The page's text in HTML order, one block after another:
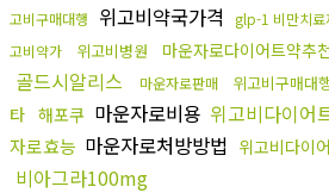
고비구매대행
위고비약국가격 glp-1 비만치료
고비약가
위고비병원 마운자로다이어트약추
골드시알리스 마운자로판매 위고비구매대
타 해포쿠 마운자로비용 위고비다이어
자로효능 마운자로처방방법 위고비다이
비아그라100mg